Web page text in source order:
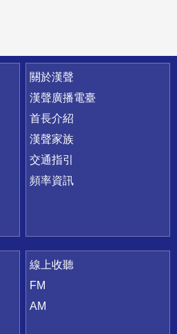
關於漢聲
漢聲廣播電臺
首長介紹
漢聲家族
交通指引
頻率資訊
線上收聽
FM
AM